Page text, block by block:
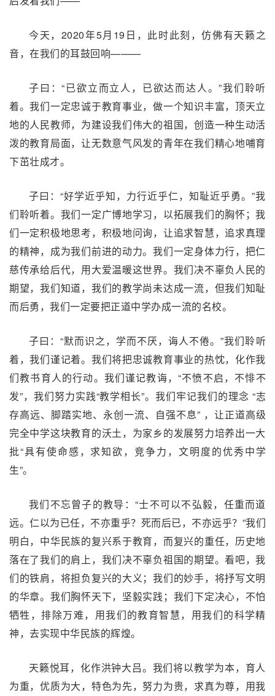
今天，2020年5月19日，此时此刻，仿佛有天籁之
音，在我们的耳鼓回响———
子曰：“已欲立而立人，已欲达而达人。”我们聆听
着。我们一定忠诚于教育事业，做一个知识丰富，顶天立
地的人民教师，为建设我们伟大的祖国，创造一种生动活
泼的教育局面，让无数意气风发的青年在我们精心地哺育
下茁壮成才。
子曰：“好学近乎知，力行近乎仁，知耻近乎勇。”我
们聆听着。我们一定广博地学习，以拓展我们的胸怀；我
们一定积极地思考，积极地问询，让追求智慧，追求真理
的精神，成为我们前进的动力。我们一定身体力行，把仁
慈传承给后代，用大爱温暖这世界。我们决不辜负人民的
期望，我们知道，我们的教学尚未达成一流，但我们知耻
而后勇，我们一定要把正道中学办成一流的名校。
子曰：“默而识之，学而不厌，诲人不倦。”我们聆听
着，我们谨记着。我们将把忠诚教育事业的热忱，化作我
们教书育人的行动。我们谨记教诲，“不愤不启，不悱不
发”，我们努力实践“教学相长”。我们牢记我们的理念 “志
存高远、脚踏实地、永创一流、自强不息” ，让正道高级
完全中学这块教育的沃土，为家乡的发展努力培养出一大
批“具有使命感，求知欲，竞争力，文明度的优秀中学
生”。
我们不忘曾子的教导：“士不可以不弘毅，任重而道
远。仁以为已任，不亦重乎？死而后已，不亦远乎？”我们
明白，中华民族的复兴系于教育，而复兴的重任，历史地
落在了我们的肩上，我们决不辜负祖国的期望。看吧，我
们的铁肩，将担负复兴的大义；我们的妙手，将抒写文明
的华章。我们胸怀天下，坚毅实践；我们下定决心，不怕
牺牲，排除万难，用我们的教育智慧，用我们的科学精
神，去实现中华民族的辉煌。
天籁悦耳，化作洪钟大吕。我们将以教学为本，育人
为重，优质为大，特色为先，努力为贵，求真为尊，用我